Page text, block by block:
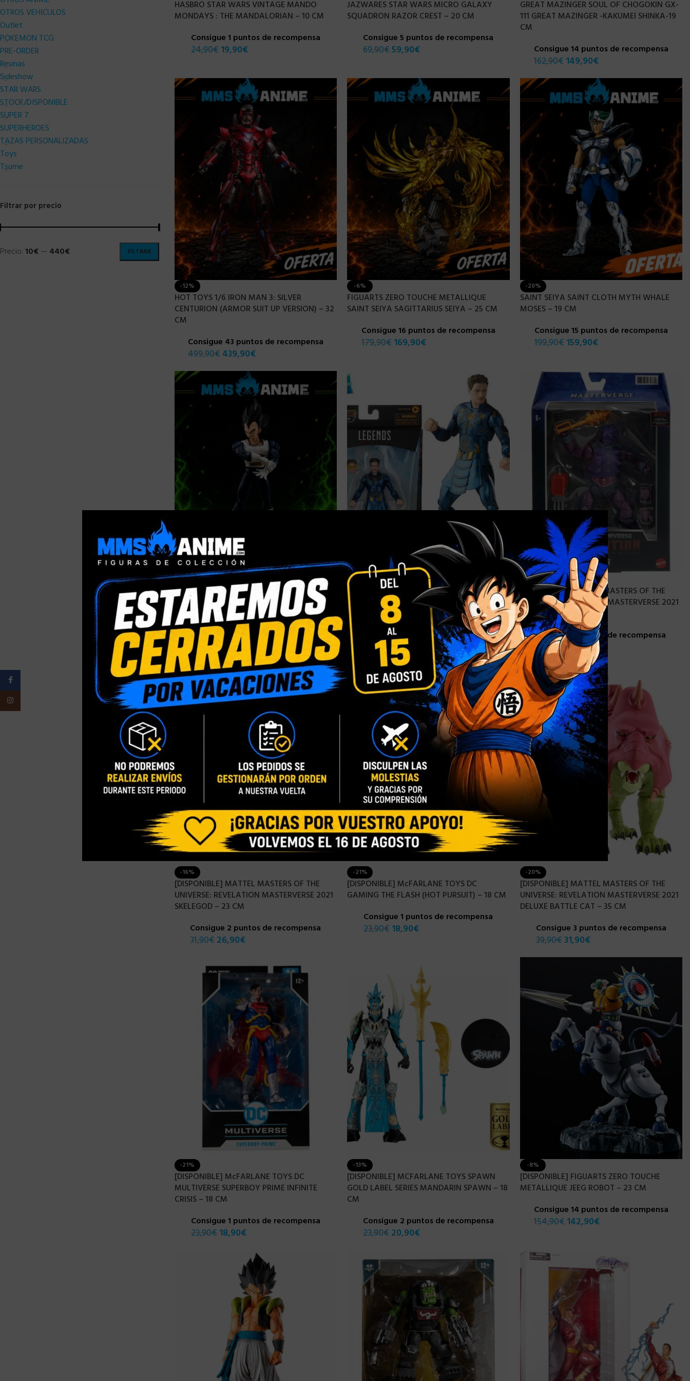
OTROS VEHICULOS
Outlet
POKEMON TCG
PRE-ORDER
Resinas
Sideshow
STAR WARS
STOCK/DISPONIBLE
SUPER 7
SUPERHEROES
TAZAS PERSONALIZADAS
Toys
Tsume
Filtrar por precio
FILTRAR
Precio:10€— 440€
HASBRO STAR WARS VINTAGE MANDO
MONDAYS : THE MANDALORIAN – 10 CM
Consigue 1 puntos de recompensa
24,90€ 19,90€
JAZWARES STAR WARS MICRO GALAXY
SQUADRON RAZOR CREST – 20 CM
Consigue 5 puntos de recompensa
69,90€59,90€
GREAT MAZINGER SOUL OF CHOGOKIN GX-
111 GREAT MAZINGER -KAKUMEI SHINKA-19
CM
Consigue 14 puntos de recompensa
162,90€ 149,90€
-12%
HOT TOYS 1/6 IRON MAN 3: SILVER
CENTURION (ARMOR SUIT UP VERSION) – 32
CM
Consigue 43 puntos de recompensa
499,90€ 439,90€
-6%
FIGUARTS ZERO TOUCHE METALLIQUE
SAINT SEIYA SAGITTARIUS SEIYA – 25 CM
Consigue 16 puntos de recompensa
179,90€ 169,90€
-20%
SAINT SEIYA SAINT CLOTH MYTH WHALE
MOSES – 19 CM
Consigue 15 puntos de recompensa
199,90€ 159,90€
-9%
S.H FIGUARTS PREMIUM BANDAI DRAGON
BALL Z VEGETA -OLD BATTLE CLOTHES- 14
CM
Consigue 4 puntos de recompensa
54,90€49,90
-20%
[DISPONIBLE] HASBRO MARVEL LEGENDS
ETERNALS: MARVEL’S IKARIS – 15 CM
Consigue 1 puntos de recompensa
24,90€19,90
-23%
[DISPONIBLE] MATTEL MASTERS OF THE
UNIVERSE: REVELATION MASTERVERSE 2021
SPIKOR – 18 CM
Consigue 1 puntos de recompensa
25,90€19,90€
-16%
[DISPONIBLE] MATTEL MASTERS OF THE
UNIVERSE: REVELATION MASTERVERSE 2021
SKELEGOD – 23 CM
Consigue 2 puntos de recompensa
31,90€ 26,90€
-21%
[DISPONIBLE] McFARLANE TOYS DC
GAMING THE FLASH (HOT PURSUIT) – 18 CM
Consigue 1 puntos de recompensa
23,90€ 18,90€
-20%
[DISPONIBLE] MATTEL MASTERS OF THE
UNIVERSE: REVELATION MASTERVERSE 2021
DELUXE BATTLE CAT – 35 CM
Consigue 3 puntos de recompensa
39,90€31,90€
-21%
[DISPONIBLE] McFARLANE TOYS DC
MULTIVERSE SUPERBOY PRIME INFINITE
CRISIS – 18 CM
Consigue 1 puntos de recompensa
23,90€ 18,90€
-13%
[DISPONIBLE] MCFARLANE TOYS SPAWN
GOLD LABEL SERIES MANDARIN SPAWN – 18
CM
Consigue 2 puntos de recompensa
23,90€ 20,90€
-8%
[DISPONIBLE] FIGUARTS ZERO TOUCHE
METALLIQUE JEEG ROBOT – 23 CM
Consigue 14 puntos de recompensa
154,90€ 142,90€